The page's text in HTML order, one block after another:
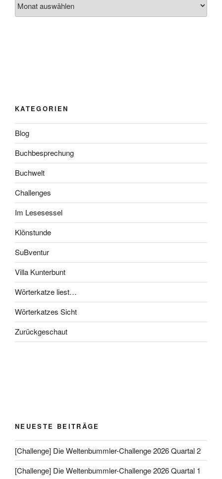
KATEGORIEN
Blog
Buchbesprechung
Buchwelt
Challenges
Im Lesesessel
Klönstunde
SuBventur
Villa Kunterbunt
Wörterkatze liest…
Wörterkatzes Sicht
Zurückgeschaut
NEUESTE BEITRÄGE
[Challenge] Die Weltenbummler-Challenge 2026 Quartal 2
[Challenge] Die Weltenbummler-Challenge 2026 Quartal 1